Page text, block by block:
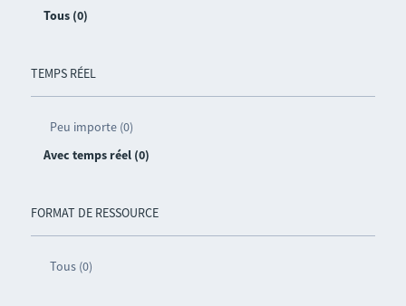
Tous (0)
TEMPS RÉEL
Peu importe (0)
Avec temps réel (0)
FORMAT DE RESSOURCE
Tous (0)